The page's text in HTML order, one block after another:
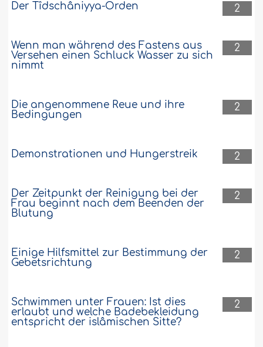
2
Der Tîdschâniyya-Orden
2
Wenn man während des Fastens aus
Versehen einen Schluck Wasser zu sich
nimmt
2
Die angenommene Reue und ihre
Bedingungen
2
Demonstrationen und Hungerstreik
2
Der Zeitpunkt der Reinigung bei der
Frau beginnt nach dem Beenden der
Blutung
2
Einige Hilfsmittel zur Bestimmung der
Gebetsrichtung
2
Schwimmen unter Frauen: Ist dies
erlaubt und welche Badebekleidung
entspricht der islâmischen Sitte?